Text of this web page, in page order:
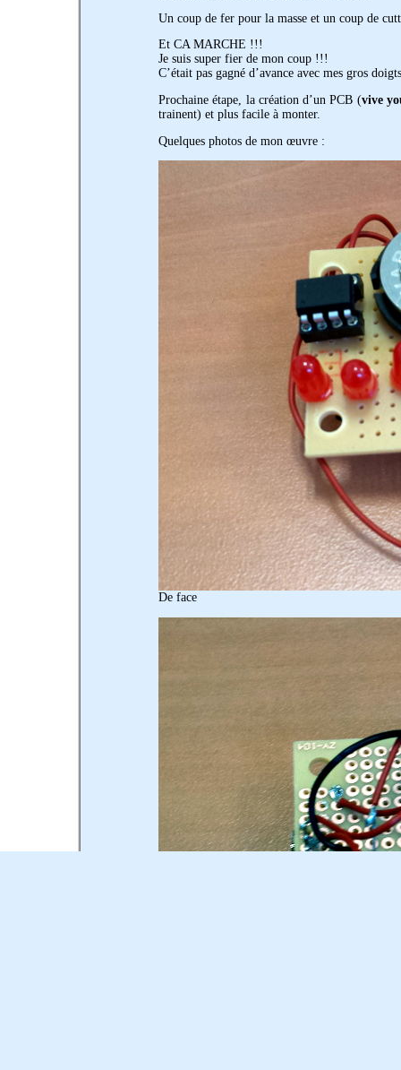
Un coup de fer pour la masse et un coup de
Et CA MARCHE !!!
Je suis super fier de mon coup !!!
C’était pas gagné d’avance avec mes gros
Prochaine étape, la création d’un PCB (vive
trainent) et plus facile à monter.
Quelques photos de mon œuvre :
De face